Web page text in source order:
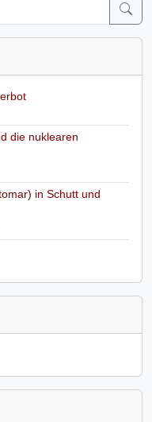
die nuklearen
in Schutt und